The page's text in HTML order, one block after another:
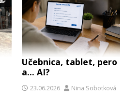
Učebnica, tablet, pero
a… AI?
23.06.2026 Nina Sobotková